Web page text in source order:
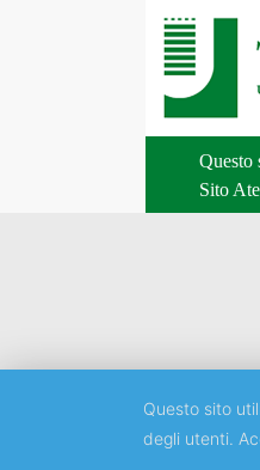
Questo
Sito
Questo sito
degli utenti.